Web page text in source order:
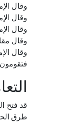
وقال
وقال
وقال
وقال مقاتل في
وقال
فتقومون
قد فتح
طرق